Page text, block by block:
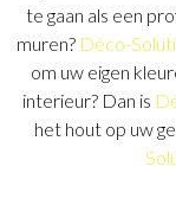
te gaan als een
muren? Déco-
om uw eigen
interieur? Dan is
het hout op uw